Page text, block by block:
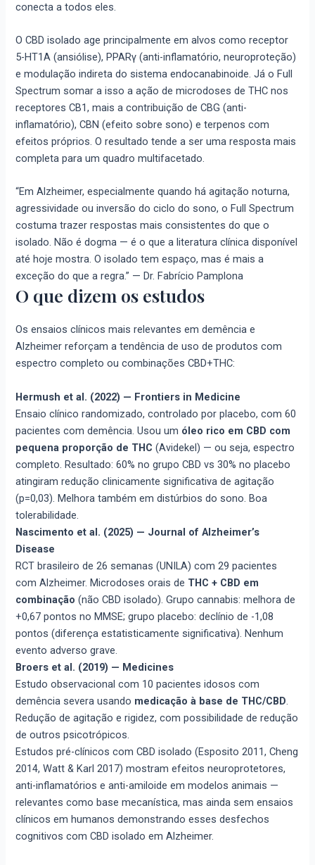
conecta a todos eles.
O CBD isolado age principalmente em alvos como receptor
5-HT1A (ansiólise), PPARγ (anti-inflamatório, neuroproteção)
e modulação indireta do sistema endocanabinoide. Já o Full
Spectrum somar a isso a ação de microdoses de THC nos
receptores CB1, mais a contribuição de CBG (anti-
inflamatório), CBN (efeito sobre sono) e terpenos com
efeitos próprios. O resultado tende a ser uma resposta mais
completa para um quadro multifacetado.
“Em Alzheimer, especialmente quando há agitação noturna,
agressividade ou inversão do ciclo do sono, o Full Spectrum
costuma trazer respostas mais consistentes do que o
isolado. Não é dogma — é o que a literatura clínica disponível
até hoje mostra. O isolado tem espaço, mas é mais a
exceção do que a regra.” — Dr. Fabrício Pamplona
O que dizem os estudos
Os ensaios clínicos mais relevantes em demência e
Alzheimer reforçam a tendência de uso de produtos com
espectro completo ou combinações CBD+THC:
Hermush et al. (2022) — Frontiers in Medicine
Ensaio clínico randomizado, controlado por placebo, com 60
pacientes com demência. Usou um óleo rico em CBD com
pequena proporção de THC (Avidekel) — ou seja, espectro
completo. Resultado: 60% no grupo CBD vs 30% no placebo
atingiram redução clinicamente significativa de agitação
(p=0,03). Melhora também em distúrbios do sono. Boa
tolerabilidade.
Nascimento et al. (2025) — Journal of Alzheimer’s
Disease
RCT brasileiro de 26 semanas (UNILA) com 29 pacientes
com Alzheimer. Microdoses orais de THC + CBD em
combinação (não CBD isolado). Grupo cannabis: melhora de
+0,67 pontos no MMSE; grupo placebo: declínio de -1,08
pontos (diferença estatisticamente significativa). Nenhum
evento adverso grave.
Broers et al. (2019) — Medicines
Estudo observacional com 10 pacientes idosos com
demência severa usando medicação à base de THC/CBD
Redução de agitação e rigidez, com possibilidade de redução
de outros psicotrópicos.
Estudos pré-clínicos com CBD isolado (Esposito 2011, Cheng
2014, Watt & Karl 2017) mostram efeitos neuroprotetores,
anti-inflamatórios e anti-amiloide em modelos animais —
relevantes como base mecanística, mas ainda sem ensaios
clínicos em humanos demonstrando esses desfechos
cognitivos com CBD isolado em Alzheimer.